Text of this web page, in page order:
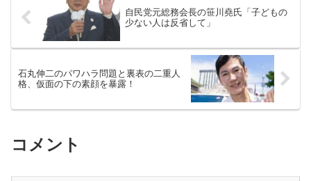
自民党元総務会長の笹川堯氏「子どもの
少ない人は反省して」
石丸伸二のパワハラ問題と裏表の二重人
格、仮面の下の素顔を暴露！
コメント